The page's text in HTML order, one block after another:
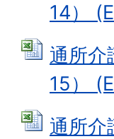
14）
通所介
15）
通所介